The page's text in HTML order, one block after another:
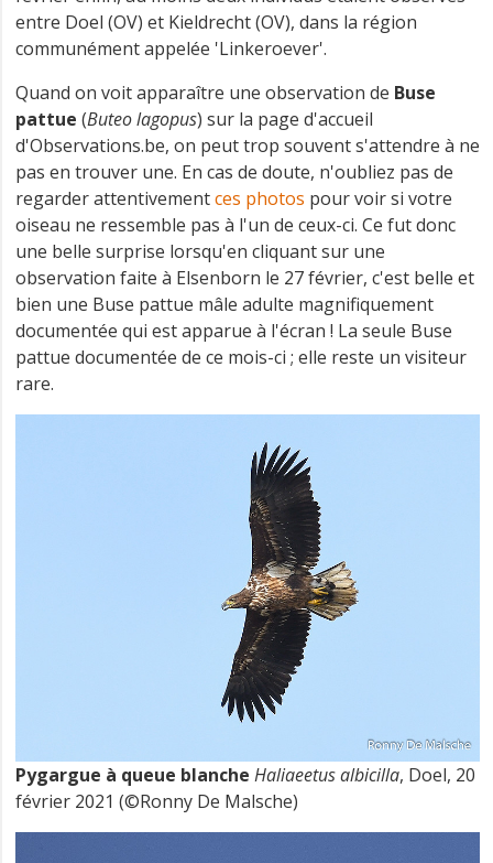
entre Doel (OV) et Kieldrecht (OV), dans la région
communément appelée 'Linkeroever'.
Quand on voit apparaître une observation de Buse
pattue (Buteo lagopus) sur la page d'accueil
d'Observations.be, on peut trop souvent s'attendre à ne
pas en trouver une. En cas de doute, n'oubliez pas de
regarder attentivementces photos pour voir si votre
oiseau ne ressemble pas à l'un de ceux-ci. Ce fut donc
une belle surprise lorsqu'en cliquant sur une
observation faite à Elsenborn le 27 février, c'est belle et
bien une Buse pattue mâle adulte magnifiquement
documentée qui est apparue à l'écran ! La seule Buse
pattue documentée de ce mois-ci ; elle reste un visiteur
rare.
Pygargue à queue blanche Haliaeetus albicilla, Doel, 20
février 2021 (©Ronny De Malsche)